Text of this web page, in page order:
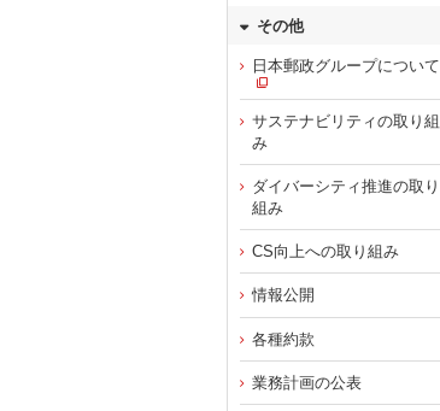
その他
日本郵政グループについて
サステナビリティの取り組
み
ダイバーシティ推進の取り
組み
CS向上への取り組み
情報公開
各種約款
業務計画の公表